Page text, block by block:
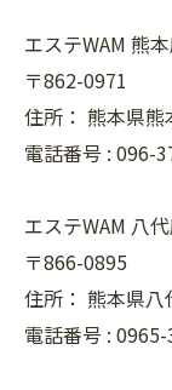
エステWAM 熊
〒862-0971
住所： 熊本県熊
電話番号 : 096-
エステWAM 八
〒866-0895
住所： 熊本県八
電話番号 :